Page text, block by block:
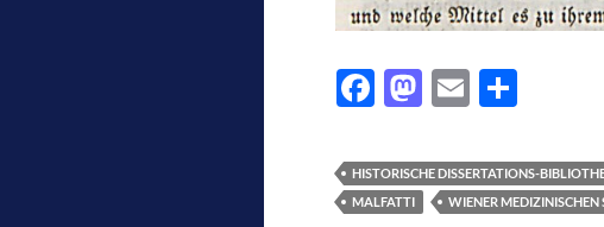
F
e
b
M
to
d
E
ail
T
le
n
HISTORISCHE DISSERTATIONS-
MALFATTI
WIENER MEDIZINISCHEN